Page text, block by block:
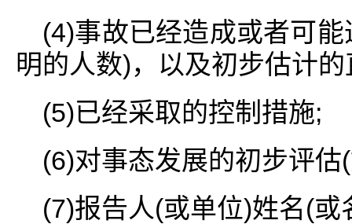
(4)事故已经造成或者可
明的人数)，以及初步估计
(5)已经采取的控制措施;
(6)对事态发展的初步评估
(7)报告人(或单位)姓名(或